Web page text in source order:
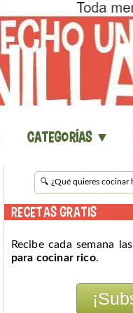
Categorías ▼
RECETAS GRATIS
Recibe cada semana las
para cocinar rico.